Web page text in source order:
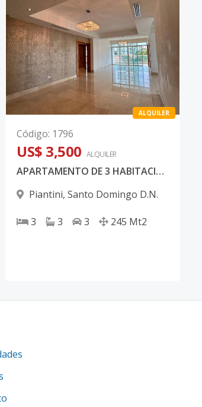
ALQUILER
Código: 1796
US$ 3,500 ALQUILER
APARTAMENTO DE 3 HABITACIONES EN ALQUILER LINEA BLANCA, PIANTINI
Piantini, Santo Domingo D.N.
3 3 3 245 Mt2